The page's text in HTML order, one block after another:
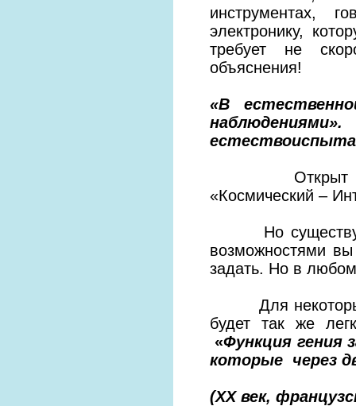
инструментах,
электронику,
требует не
объяснения!
«В
Открыт
«Космический –
Но существует
возможностями
задать. Но в
Для некоторых
будет так же
«Функция
которые через
(XX век,